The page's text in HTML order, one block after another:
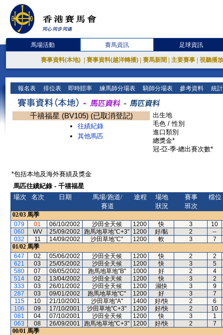
馬場活動 賽馬資訊 足球資訊
賽事資料(本地) 賽事資料(越洋轉播) 賽馬新聞 主要賽事 視聽播
報名表 排位表 即時賠率 練馬師分場表 騎師分場表 參考資料 統
千禧福星 (BV105) (已取消登記)
往績紀錄
其他馬匹
出生地
毛色 / 性別
進口類別
總獎金*
冠-亞-季-總出賽次數*
*包括本地及海外賽績及獎金
馬匹往績紀錄 - 千禧福星
場次
名次 日期
馬場/跑道/
賽道
途程
場地
狀況
賽事
班次
檔位
02/03 馬季
079
01 06/10/2002 沙田全天候 1200 快 3
10
060
WV 25/09/2002 跑馬地草地"C+3" 1200 好/黏 2
--
032
11 14/09/2002 沙田草地"C" 1200 軟 3
7
01/02 馬季
647
02 05/06/2002 沙田全天候 1200 快 2
2
621
03 25/05/2002 沙田全天候 1200 快 3
5
580
07 08/05/2002 跑馬地草地"B" 1000 好 2
4
514
02 13/04/2002 沙田全天候 1200 快 3
2
333
03 26/01/2002 沙田全天候 1200 濕快 3
9
287
03 09/01/2002 跑馬地草地"C" 1200 好 3
7
115
10 21/10/2001 沙田草地"A" 1400 好/快 2
6
106
09 17/10/2001 沙田草地"C+3" 1200 好/快 2
10
081
04 07/10/2001 沙田全天候 1200 快 3
1
063
08 26/09/2001 跑馬地草地"C+3" 1200 好/快 2
7
00/01 馬季